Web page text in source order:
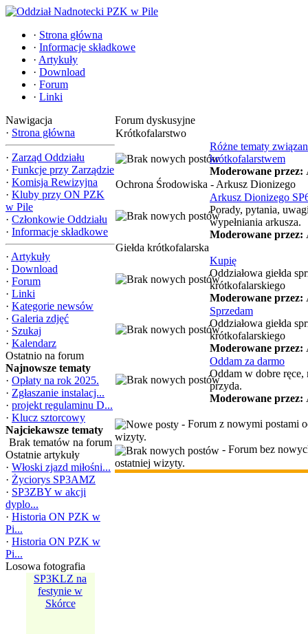
· Strona główna
· Informacje składkowe
· Artykuły
· Download
· Forum
· Linki
Nawigacja
· Strona główna
· Zarząd Oddziału
· Funkcje przy Zarządzie
· Komisja Rewizyjna
· Kluby przy ON PZK
w Pile
· Członkowie Oddziału
· Informacje składkowe
· Artykuły
· Download
· Forum
· Linki
· Kategorie newsów
· Galeria zdjęć
· Szukaj
· Kalendarz
Ostatnio na forum
Najnowsze tematy
· Opłaty na rok 2025.
· Zgłaszanie instalacj...
· projekt regulaminu D...
· Klucz sztorcowy
Najciekawsze tematy
Brak tematów na forum
Ostatnie artykuły
· Włoski zjazd miłośni...
· Życiorys SP3AMZ
· SP3ZBY w akcji
dyplo...
· Historia ON PZK w
Pi...
· Historia ON PZK w
Pi...
Losowa fotografia
KRÓTKOFALOWCY
- DZIECIOM
NIEPEŁNOSPRA...
SP3KLZ na
festynie w
Skórce
Forum dyskusyjne
Krótkofalarstwo
Różne tematy
krótkofalarstwem
Moderowane przez:
Ochrona Środowiska - Arkusz Dionizego
Arkusz Dionizego
Porady, pytania,
wypełniania arkusza.
Moderowane przez:
Giełda krótkofalarska
Kupię
Oddziałowa giełda
krótkofalarskiego
Moderowane przez:
Sprzedam
Oddziałowa giełda
krótkofalarskiego
Moderowane przez:
Oddam za darmo
Oddam w dobre ręce,
przyda.
Moderowane przez:
- Forum z nowymi postami
wizyty.
- Forum bez
ostatniej wizyty.